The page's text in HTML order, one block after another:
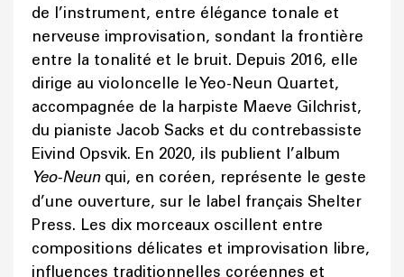
de l’instrument, entre élégance tonale et
nerveuse improvisation, sondant la frontière
entre la tonalité et le bruit. Depuis 2016, elle
dirige au violoncelle le Yeo-Neun Quartet,
accompagnée de la harpiste Maeve Gilchrist,
du pianiste Jacob Sacks et du contrebassiste
Eivind Opsvik. En 2020, ils publient l’album
Yeo-Neunqui, en coréen, représente le geste
d’une ouverture, sur le label français Shelter
Press. Les dix morceaux oscillent entre
compositions délicates et improvisation libre,
influences traditionnelles coréennes et